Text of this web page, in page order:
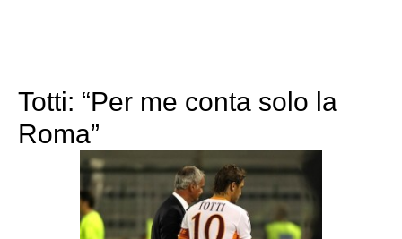
Totti: “Per me conta solo la
Roma”